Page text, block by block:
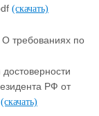
(скачать)
требованиях по
РФ от
(скачать)